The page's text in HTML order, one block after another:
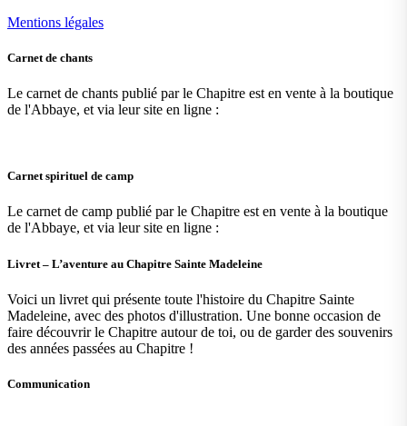
Mentions légales
Carnet de chants
Le carnet de chants publié par le Chapitre est en vente à la boutique
de l'Abbaye, et via leur site en ligne :
Carnet spirituel de camp
Le carnet de camp publié par le Chapitre est en vente à la boutique
de l'Abbaye, et via leur site en ligne :
Livret – L’aventure au Chapitre Sainte Madeleine
Voici un livret qui présente toute l'histoire du Chapitre Sainte
Madeleine, avec des photos d'illustration. Une bonne occasion de
faire découvrir le Chapitre autour de toi, ou de garder des souvenirs
des années passées au Chapitre !
Communication